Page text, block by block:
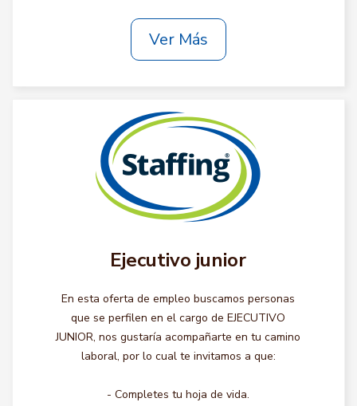
Ver Más
Ejecutivo junior
En esta oferta de empleo buscamos personas
que se perfilen en el cargo de EJECUTIVO
JUNIOR, nos gustaría acompañarte en tu camino
laboral, por lo cual te invitamos a que:
- Completes tu hoja de vida.